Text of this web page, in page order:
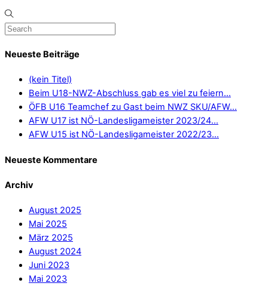
Neueste Beiträge
(kein Titel)
Beim U18-NWZ-Abschluss gab es viel zu feiern…
ÖFB U16 Teamchef zu Gast beim NWZ SKU/AFW…
AFW U17 ist NÖ-Landesligameister 2023/24…
AFW U15 ist NÖ-Landesligameister 2022/23…
Neueste Kommentare
Archiv
August 2025
Mai 2025
März 2025
August 2024
Juni 2023
Mai 2023